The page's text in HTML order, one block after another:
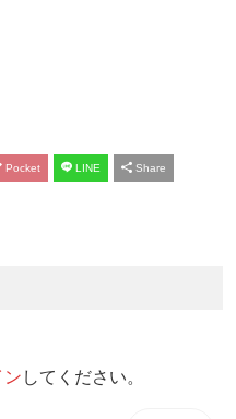
Pocket LINE Share
ン してください。